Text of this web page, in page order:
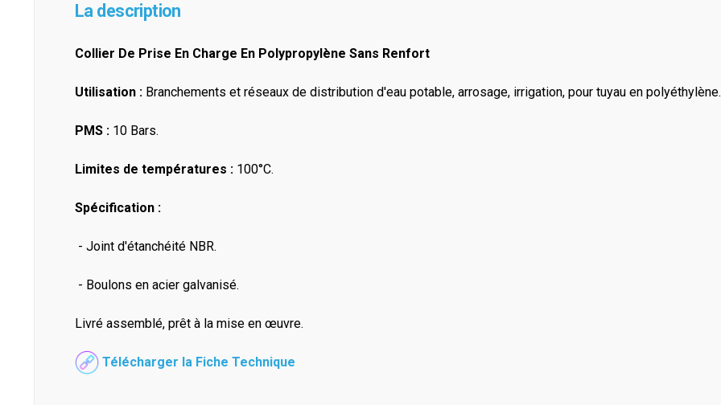
La description
Collier De Prise En Charge En Polypropylène Sans Renfort
Utilisation : Branchements et réseaux de distribution d'eau potable, arrosage, irrigation, pour tuyau en polyéthylène.
PMS : 10 Bars.
Limites de températures : 100°C.
Spécification :
- Joint d'étanchéité NBR.
- Boulons en acier galvanisé.
Livré assemblé, prêt à la mise en œuvre.
Télécharger la Fiche Technique